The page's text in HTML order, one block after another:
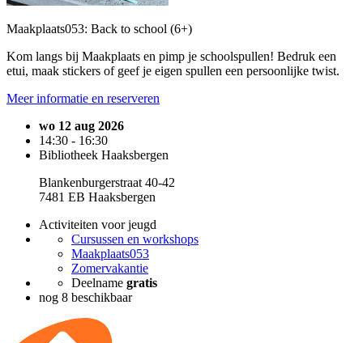
Maakplaats053: Back to school (6+)
Kom langs bij Maakplaats en pimp je schoolspullen! Bedruk een
etui, maak stickers of geef je eigen spullen een persoonlijke twist.
Meer informatie en reserveren
wo 12 aug 2026
14:30 - 16:30
Bibliotheek Haaksbergen
Blankenburgerstraat 40-42
7481 EB Haaksbergen
Activiteiten voor jeugd
Cursussen en workshops
Maakplaats053
Zomervakantie
Deelname gratis
nog 8 beschikbaar